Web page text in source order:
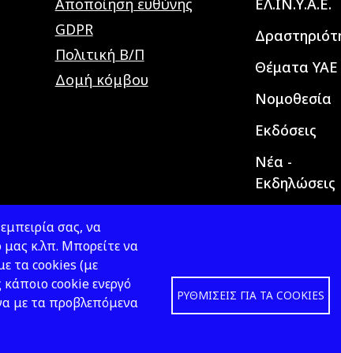
Αποποίηση ευθύνης
GDPR
Πολιτική Β/Π
Δομή κόμβου
ΕΛ.ΙΝ.Υ.Α.Ε.
Θέματα ΥΑΕ
Νομοθεσία
Εκδόσεις
Νέα -
Εκδηλώσεις
σας, να
κ.λπ. Μπορείτε να
τα cookies (με
cookie ενεργό
με τα προβλεπόμενα
ΡΥΘΜΊΣΕΙΣ ΓΙΑ ΤΑ COOKIES
Design